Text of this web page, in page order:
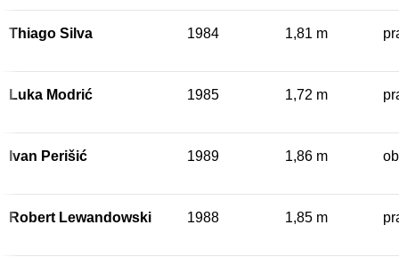
Thiago Silva 1984 1,81 m
Luka Modrić 1985 1,72 m
Ivan Perišić 1989 1,86 m
Robert Lewandowski 1988 1,85 m